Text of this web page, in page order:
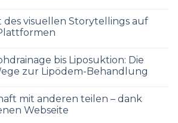
des visuellen Storytellings auf
bis Liposuktion: Die
zur Lipödem-Behandlung
mit anderen teilen – dank
Webseite